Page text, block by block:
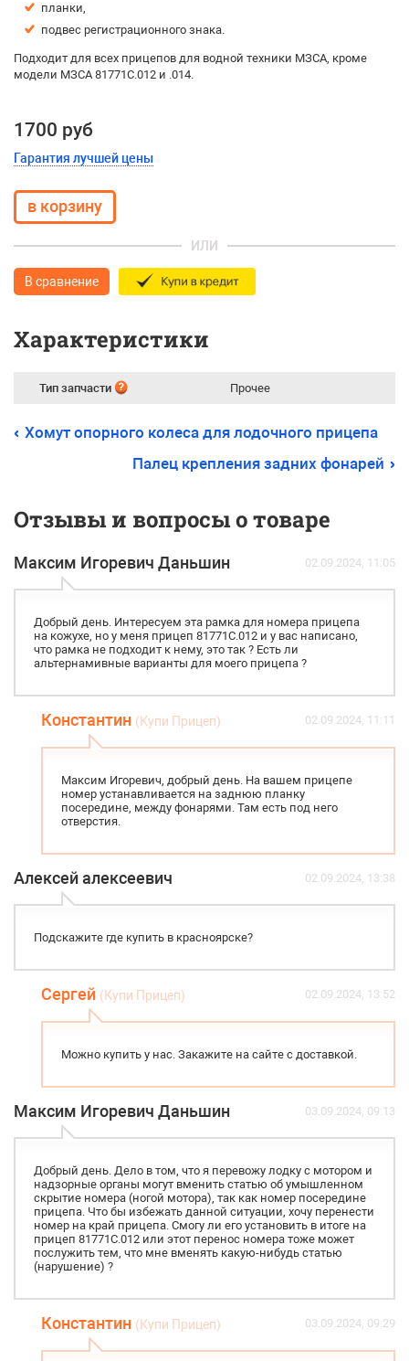
планки,
подвес регистрационного знака.
Подходит для всех прицепов для водной техники МЗСА, кроме
модели МЗСА 81771С.012 и .014.
1700 руб
Гарантия лучшей цены
ИЛИ
В сравнение
Характеристики
Тип запчасти Прочее
Хомут опорного колеса для лодочного прицепа
Палец крепления задних фонарей
Отзывы и вопросы о товаре
Максим Игоревич Даньшин 02.09.2024, 11:05
Добрый день. Интересуем эта рамка для номера прицепа
на кожухе, но у меня прицеп 81771С.012 и у вас написано,
что рамка не подходит к нему, это так ? Есть ли
альтернамивные варианты для моего прицепа ?
Константин (Купи Прицеп) 02.09.2024, 11:11
Максим Игоревич, добрый день. На вашем прицепе
номер устанавливается на заднюю планку
посередине, между фонарями. Там есть под него
отверстия.
Алексей алексеевич 02.09.2024, 13:38
Подскажите где купить в красноярске?
Сергей (Купи Прицеп) 02.09.2024, 13:52
Можно купить у нас. Закажите на сайте с доставкой.
Максим Игоревич Даньшин 03.09.2024, 09:13
Добрый день. Дело в том, что я перевожу лодку с мотором и
надзорные органы могут вменить статью об умышленном
скрытие номера (ногой мотора), так как номер посередине
прицепа. Что бы избежать данной ситуации, хочу перенести
номер на край прицепа. Смогу ли его установить в итоге на
прицеп 81771С.012 или этот перенос номера тоже может
послужить тем, что мне вменять какую-нибудь статью
(нарушение) ?
Константин (Купи Прицеп) 03.09.2024, 09:29